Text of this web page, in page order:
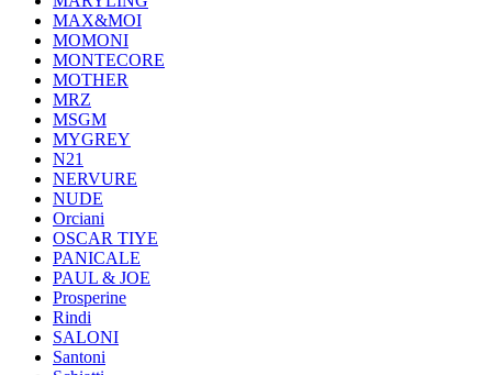
MAX&MOI
MOMONI
MONTECORE
MOTHER
MRZ
MSGM
MYGREY
N21
NERVURE
NUDE
Orciani
OSCAR TIYE
PANICALE
PAUL & JOE
Prosperine
Rindi
SALONI
Santoni